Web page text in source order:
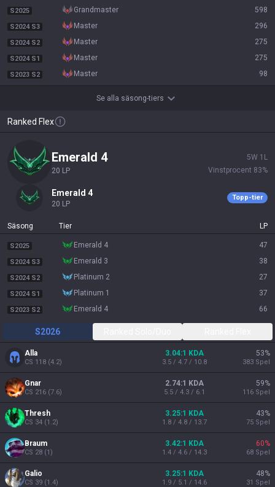
S2025 grandmaster 598
S2024 S3 master 296
S2024 S2 master 275
S2024 S1 master 275
S2023 S2 master 98
Se alla säsong-tiers
Ranked Flex
emerald 4
20 LP
5W 1 L
Vinstprocent 83%
emerald 4
20 LP
Topp-tier
Säsong Tier LP
S2025 emerald 4 47
S2024 S3 emerald 3 38
S2024 S2 platinum 2 27
S2024 S1 platinum 1 37
S2023 S2 emerald 4 66
S2026
Alla
CS 118 (4.2)
3.04:1 KDA
3.5 / 4.7 / 10.8
53%
383 Spel
Gnar
CS 216 (7.6)
2.74:1 KDA
5.5 / 4.3 / 6.1
59%
116 Spel
Thresh
CS 34 (1.2)
3.25:1 KDA
1.8 / 4.8 / 13.7
43%
75 Spel
Braum
CS 28 (1)
3.42:1 KDA
1.4 / 4.6 / 14.3
60%
68 Spel
Galio
CS 39 (1.4)
3.25:1 KDA
1.9 / 5.1 / 14.6
48%
31 Spel